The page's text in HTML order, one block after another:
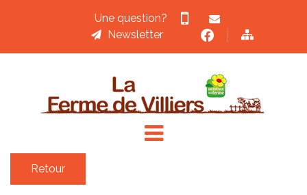
Une question?
Newsletter
ACCUEIL
RECETTES
Retour